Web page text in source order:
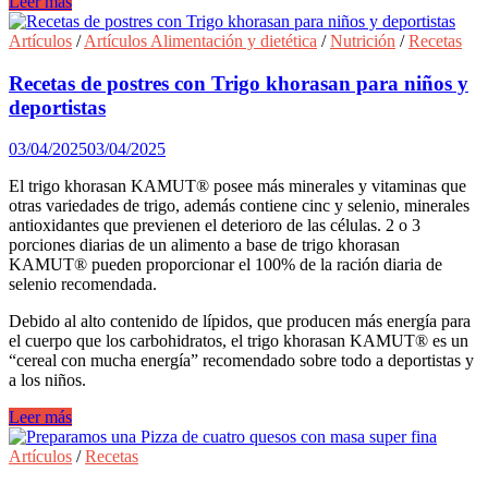
de
Snacks
preparar
con
tu
de
aire.
Artículos /Artículos Alimentación y dietética /Nutrición /Recetas
Recetas de postres con Trigo khorasan para niños y
deportistas
03/04/202503/04/2025
El trigo khorasan KAMUT® posee más minerales y vitaminas que
otras variedades de trigo, además contiene cinc y selenio, minerales
antioxidantes que previenen el deterioro de las células. 2 o 3
porciones diarias de un alimento a base de trigo khorasan
KAMUT® pueden proporcionar el 100% de la ración diaria de
selenio recomendada.
Debido al alto contenido de lípidos, que producen más energía para
el cuerpo que los carbohidratos, el trigo khorasan KAMUT® es un
“cereal con mucha energía” recomendado sobre todo a deportistas y
a los niños.
Recetas
de
postres
Leer más
Artículos /Recetas